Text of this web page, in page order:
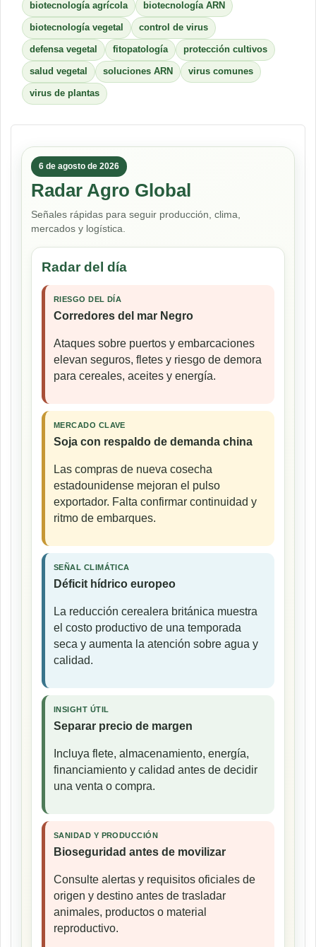
biotecnología agrícola biotecnología ARN
biotecnología vegetal control de virus
defensa vegetal fitopatología protección cultivos
salud vegetal soluciones ARN virus comunes
virus de plantas
6 de agosto de 2026
Radar Agro Global
Señales rápidas para seguir producción, clima,
mercados y logística.
Radar del día
RIESGO DEL DÍA
Corredores del mar Negro
Ataques sobre puertos y embarcaciones
elevan seguros, fletes y riesgo de demora
para cereales, aceites y energía.
MERCADO CLAVE
Soja con respaldo de demanda china
Las compras de nueva cosecha
estadounidense mejoran el pulso
exportador. Falta confirmar continuidad y
ritmo de embarques.
SEÑAL CLIMÁTICA
Déficit hídrico europeo
La reducción cerealera británica muestra
el costo productivo de una temporada
seca y aumenta la atención sobre agua y
calidad.
INSIGHT ÚTIL
Separar precio de margen
Incluya flete, almacenamiento, energía,
financiamiento y calidad antes de decidir
una venta o compra.
SANIDAD Y PRODUCCIÓN
Bioseguridad antes de movilizar
Consulte alertas y requisitos oficiales de
origen y destino antes de trasladar
animales, productos o material
reproductivo.